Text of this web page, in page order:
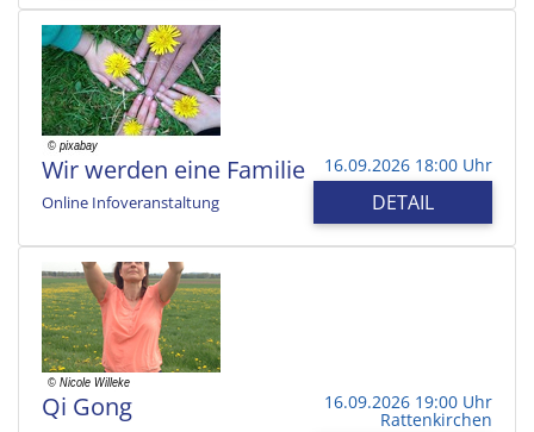
Wir werden eine Familie
Online Infoveranstaltung
16.09.2026 18:00 Uhr
DETAIL
Qi Gong 16.09.2026 19:00 Uhr
Rattenkirchen